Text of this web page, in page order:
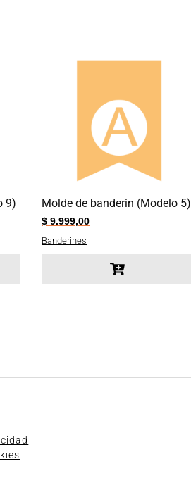
9) Molde de banderin (Modelo 5)
$ 9.999,00
Banderines